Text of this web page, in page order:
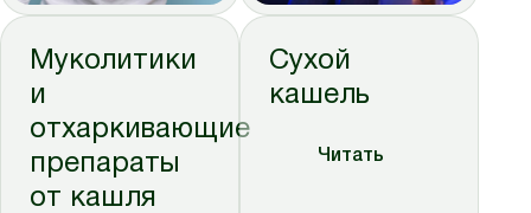
Муколитики
и
отхаркивающие
препараты
от кашля
Сухой
кашель
Читать